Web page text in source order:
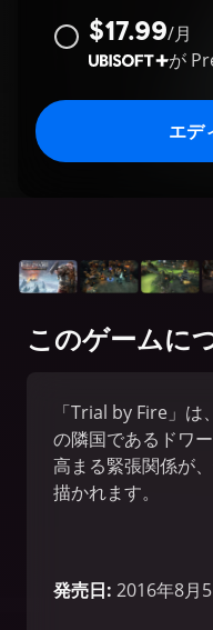
$17.99/月
が
エデ
このゲームに
「Trial by Fire」
の隣国であるドワ
高まる緊張関係が
描かれます。
発売日: 2016年8月